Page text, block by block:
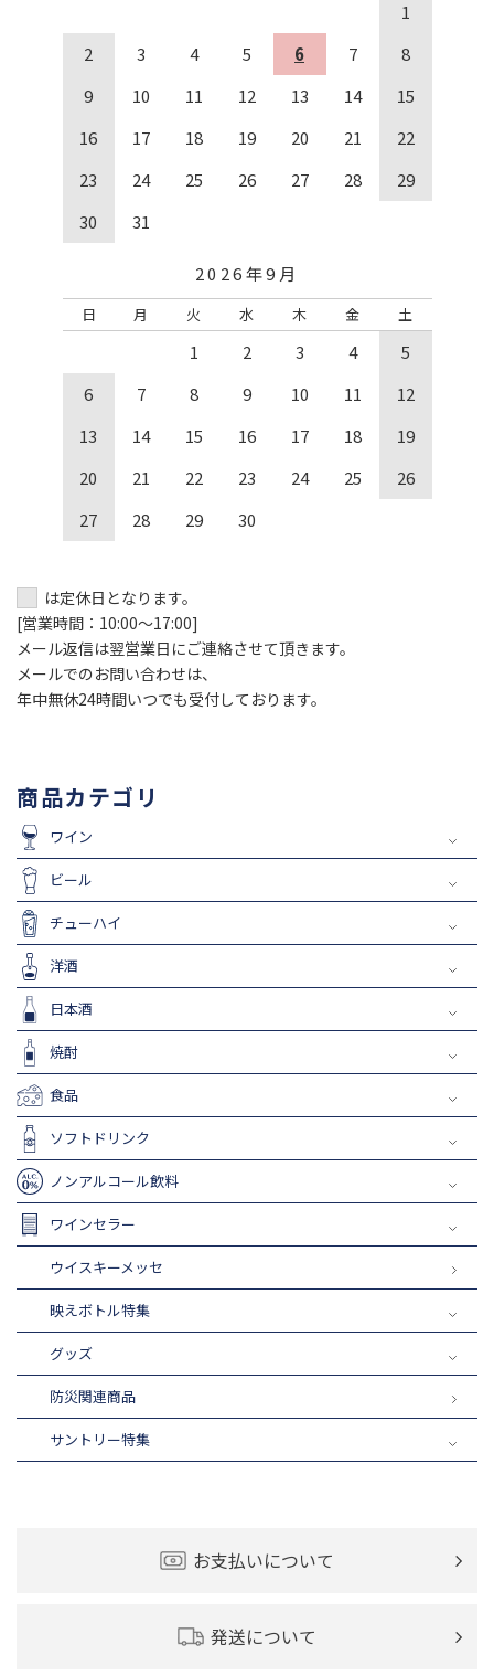
1
2
3 4 5 6 7
8
9
10 11 12 13 14
15
16
17 18 19 20 21
22
23
24 25 26 27 28
29
30
31
2026年9月
日 月 火 水 木 金 土
1 2 3 4
5
6
7 8 9 10 11
12
13
14 15 16 17 18
19
20
21 22 23 24 25
26
27
28 29 30
は定休日となります。
[営業時間：10:00～17:00]
メール返信は翌営業日にご連絡させて頂きます。
メールでのお問い合わせは、
年中無休24時間いつでも受付しております。
商品カテゴリ
ワイン
ビール
チューハイ
洋酒
日本酒
焼酎
食品
ソフトドリンク
ノンアルコール飲料
ワインセラー
ウイスキーメッセ
映えボトル特集
グッズ
防災関連商品
サントリー特集
お支払いについて
発送について